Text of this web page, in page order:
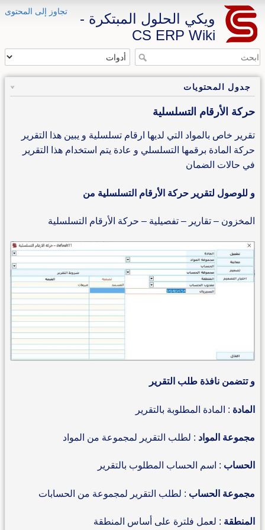
تجاوز إلى المحتوى
ويكي الحلول المبتكرة -
CS ERP Wiki
جدول المحتويات
حركة الأرقام التسلسلية
تقرير خاص بالمواد التي لديها ارقام تسلسلية و يبين هذا التقرير
حركة المادة برقمها التسلسلي و عادة يتم استخدام هذا التقرير
في حالات الضمان
و للوصول لتقرير حركة الأرقام التسلسلية من
المخزون – تقارير – تفصيلية – حركة الأرقام التسلسلية
و تتضمن نافذة طلب التقرير
المادة : المادة المطلوبة بالتقرير
مجموعة المواد : لطلب التقرير لمجموعة من المواد
الحساب : اسم الحساب المطلوب بالتقرير
مجموعة الحساب : لطلب التقرير لمجموعة من الحسابات
المنطقة : لعمل فلترة على أساس المنطقة